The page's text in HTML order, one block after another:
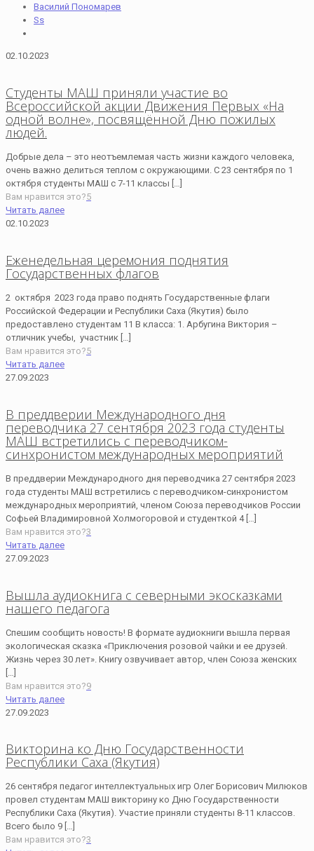
Василий Пономарев
Ss
02.10.2023
Студенты МАШ приняли участие во
Всероссийской акции Движения Первых «На
одной волне», посвящённой Дню пожилых
людей.
Добрые дела – это неотъемлемая часть жизни каждого человека,
очень важно делиться теплом с окружающими. С 23 сентября по 1
октября студенты МАШ с 7-11 классы
Вам нравится это?5
Читать далее
02.10.2023
Еженедельная церемония поднятия
Государственных флагов
2 октября 2023 года право поднять Государственные флаги
Российской Федерации и Республики Саха (Якутия) было
предоставлено студентам 11 В класса: 1. Арбугина Виктория –
отличник учебы, участник
Вам нравится это?5
Читать далее
27.09.2023
В преддверии Международного дня
переводчика 27 сентября 2023 года студенты
МАШ встретились с переводчиком-
синхронистом международных мероприятий
В преддверии Международного дня переводчика 27 сентября 2023
года студенты МАШ встретились с переводчиком-синхронистом
международных мероприятий, членом Союза переводчиков России
Софьей Владимировной Холмогоровой и студенткой 4[…]
Вам нравится это?3
Читать далее
27.09.2023
Вышла аудиокнига с северными экосказками
нашего педагога
Спешим сообщить новость! В формате аудиокниги вышла первая
экологическая сказка «Приключения розовой чайки и ее друзей.
Жизнь через 30 лет». Книгу озвучивает автор, член Союза женских
[…]
Вам нравится это?9
Читать далее
27.09.2023
Викторина ко Дню Государственности
Республики Саха (Якутия)
26 сентября педагог интеллектуальных игр Олег Борисович Милюков
провел студентам МАШ викторину ко Дню Государственности
Республики Саха (Якутия). Участие приняли студенты 8-11 классов.
Всего было 9 […]
Вам нравится это?3